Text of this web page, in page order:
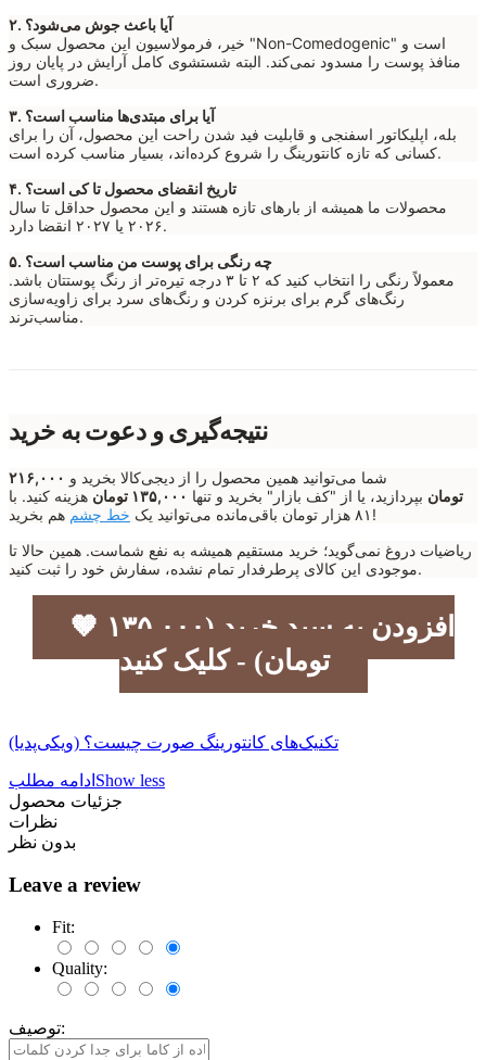
۲. آیا باعث جوش می‌شود؟
خیر، فرمولاسیون این محصول سبک و "Non-Comedogenic" است و
منافذ پوست را مسدود نمی‌کند. البته شستشوی کامل آرایش در پایان روز
ضروری است.
۳. آیا برای مبتدی‌ها مناسب است؟
بله، اپلیکاتور اسفنجی و قابلیت فید شدن راحت این محصول، آن را برای
کسانی که تازه کانتورینگ را شروع کرده‌اند، بسیار مناسب کرده است.
۴. تاریخ انقضای محصول تا کی است؟
محصولات ما همیشه از بارهای تازه هستند و این محصول حداقل تا سال
۲۰۲۶ یا ۲۰۲۷ انقضا دارد.
۵. چه رنگی برای پوست من مناسب است؟
معمولاً رنگی را انتخاب کنید که ۲ تا ۳ درجه تیره‌تر از رنگ پوستتان باشد.
رنگ‌های گرم برای برنزه کردن و رنگ‌های سرد برای زاویه‌سازی
مناسب‌ترند.
نتیجه‌گیری و دعوت به خرید
شما می‌توانید همین محصول را از دیجی‌کالا بخرید و ۲۱۶,۰۰۰
تومان بپردازید، یا از "کف بازار" بخرید و تنها ۱۳۵,۰۰۰ تومان
هزینه کنید. با
۸۱ هزار تومان باقی‌مانده می‌توانید یک
خط چشم
هم بخرید!
ریاضیات دروغ نمی‌گوید؛ خرید مستقیم همیشه به نفع شماست. همین حالا تا
موجودی این کالای پرطرفدار تمام نشده، سفارش خود را ثبت کنید.
🤎 افزودن به سبد خرید (۱۳۵,۰۰۰
تومان) - کلیک کنید
تکنیک‌های کانتورینگ صورت چیست؟ (ویکی‌پدیا)
ادامه مطلب Show less
جزئیات محصول
نظرات
بدون نظر
Leave a review
Fit:
Quality:
توصیف: